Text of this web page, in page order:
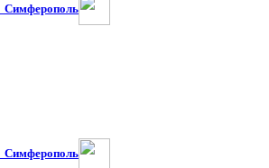
Симферополь
Симферополь